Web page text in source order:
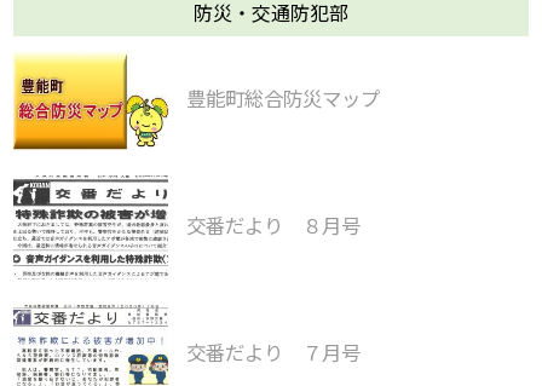
防災・交通防犯部
豊能町総合防災マップ
交番だより ８月号
交番だより ７月号